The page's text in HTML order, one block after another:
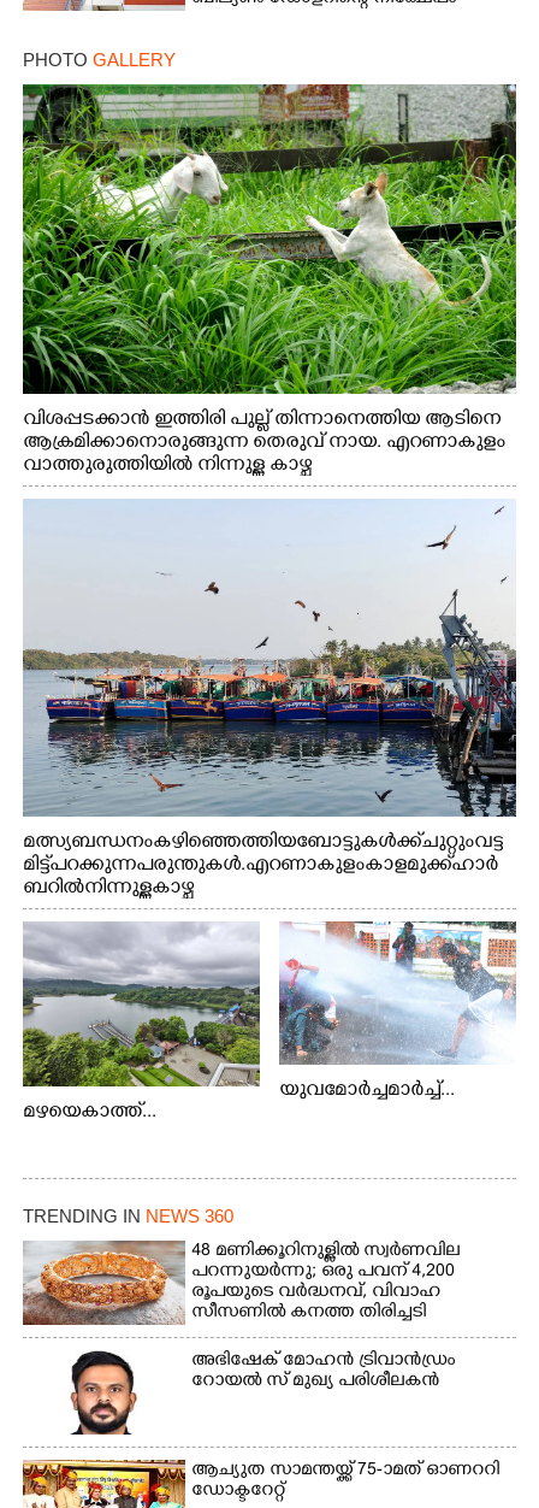
PHOTO GALLERY
വിശപ്പടക്കാൻ ഇത്തിരി പുല്ല് തിന്നാനെത്തിയ ആടിനെ
ആക്രമിക്കാനൊരുങ്ങുന്ന തെരുവ് നായ. എറണാകുളം
വാത്തുരുത്തിയിൽ നിന്നുള്ള കാഴ്ച
മത്സ്യബന്ധനം കഴിഞ്ഞെത്തിയ ബോട്ടുകൾക്ക് ചുറ്റും വട്ട
മിട്ട് പറക്കുന്ന പരുന്തുകൾ. എറണാകുളം കാളമുക്ക് ഹാർ
ബറിൽ നിന്നുള്ള കാഴ്ച
മഴയെകാത്ത്...
യുവമോർച്ചമാർച്ച്...
TRENDING IN NEWS 360
48 മണിക്കൂറിനുള്ളിൽ സ്വർണവില
പറന്നുയർന്നു; ഒരു പവന് 4,200
രൂപയുടെ വർദ്ധനവ്, വിവാഹ
സീസണിൽ കനത്ത തിരിച്ചടി
അഭിഷേക് മോഹൻ ട്രിവാൻഡ്രം
റോയൽ സ് മുഖ്യ പരിശീലകൻ
ആച്യുത സാമന്തയ്ക്ക് 75-ാമത് ഓണററി
ഡോക്ടറേറ്റ്